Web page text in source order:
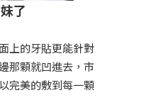
了
上的牙貼更能針對
那顆就凹進去，市
完美的敷到每一顆